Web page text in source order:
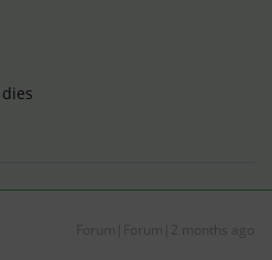
Forum|Forum|2 months ago